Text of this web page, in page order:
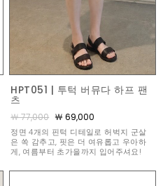
HPT051 | 투턱 버뮤다 하프 팬
츠
￦ 77,000 ￦ 69,000
정면 4개의 핀턱 디테일로 허벅지 군살
은 쏙 감추고, 핏은 더 여유롭고 우아하
게, 여름부터 초가을까지 입어주셔요!